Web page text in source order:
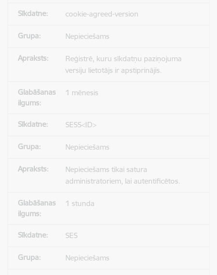
cookie-agreed-version
Nepieciešams
Reģistrē, kuru sīkdatņu paziņojuma
versiju lietotājs ir apstiprinājis.
1 mēnesis
SESS<ID>
Nepieciešams
Nepieciešams tikai satura
administratoriem, lai autentificētos.
1 stunda
SES
Nepieciešams